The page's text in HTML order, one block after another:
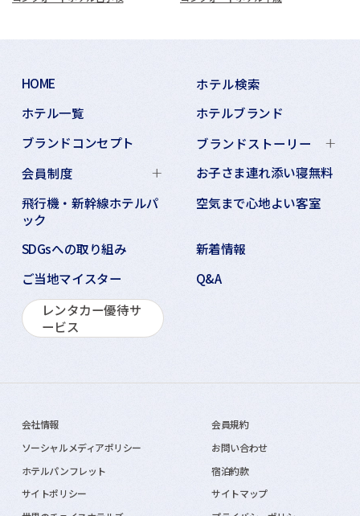
HOME
ホテル検索
ホテル一覧
ホテルブランド
ブランドコンセプト
ブランドストーリー
会員制度
お子さま連れ添い寝無料
飛行機・新幹線ホテルパ
ック
空気まで心地よい客室
SDGsへの取り組み
新着情報
ご当地マイスター
Q&A
レンタカー優待サ
ービス
会社情報
会員規約
ソーシャルメディアポリシー
お問い合わせ
ホテルパンフレット
宿泊約款
サイトポリシー
サイトマップ